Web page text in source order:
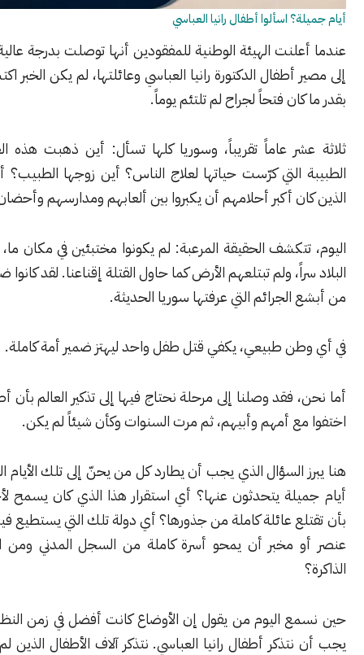
اسألوا أطفال رانيا العباسي
الهيئة الوطنية للمفقودين أنها توصلت بدرجة عالية من اليقين
أطفال الدكتورة رانيا العباسي وعائلتها، لم يكن الخبر اكتشافاً جديداً
فتحاً لجراح لم تلتئم يوماً.
عاماً تقريباً، وسوريا كلها تسأل: أين ذهبت هذه العائلة؟ أين
التي كرّست حياتها لعلاج الناس؟ أين زوجها الطبيب؟ أين الأطفال
أكبر أحلامهم أن يكبروا بين ألعابهم ومدارسهم وأحضان والديهم؟
الحقيقة المرعبة: لم يكونوا مختبئين في مكان ما، ولم يغادروا
ولم تبتلعهم الأرض كما حاول القتلة إقناعنا. لقد كانوا ضحية واحدة
التي عرفتها سوريا الحديثة.
طبيعي، يكفي قتل طفل واحد ليهتز ضمير أمة كاملة.
فقد وصلنا إلى مرحلة نحتاج فيها إلى تذكير العالم بأن أطفالاً كاملين
أمهم وأبيهم، ثم مرت السنوات وكأن شيئاً لم يكن.
السؤال الذي يجب أن يطارد كل من يحنّ إلى تلك الأيام السوداء: أي
يتحدثون عنها؟ أي استقرار هذا الذي كان يسمح لأجهزة الأمن
عائلة كاملة من جذورها؟ أي دولة تلك التي يستطيع فيها ضابط أو
مخبر أن يمحو أسرة كاملة من السجل المدني ومن الحياة ومن
اليوم من يقول إن الأوضاع كانت أفضل في زمن النظام الساقط،
أطفال رانيا العباسي. نتذكر آلاف الأطفال الذين لم يعودوا إلى